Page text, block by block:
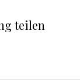
teilen